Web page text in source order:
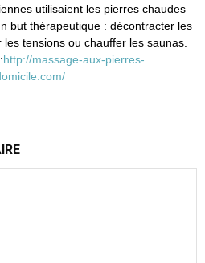
utilisaient les pierres chaudes
but thérapeutique : décontracter les
les tensions ou chauffer les saunas.
http://massage-aux-pierres-